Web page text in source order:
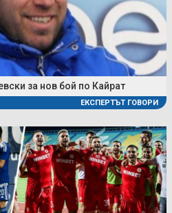
за нов бой по Кайрат
ЕКСПЕРТЪТ ГОВОРИ